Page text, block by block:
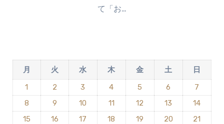
ン
だ
あ
り
せ
ん
て「お…
月 火 水 木 金 土
日
1
2 3 4 5 6
7
8
9 10 11 12 13
14
15
16 17 18 19 20
21